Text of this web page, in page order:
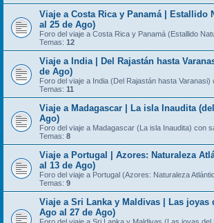
Viaje a Costa Rica y Panamá | Estallido
al 25 de Ago)
Foro del viaje a Costa Rica y Panamá (Estallido
Temas: 12
Viaje a India | Del Rajastán hasta
de Ago)
Foro del viaje a India (Del Rajastán hasta Varanasi)
Temas: 11
Viaje a Madagascar | La isla Inaudita
Ago)
Foro del viaje a Madagascar (La isla Inaudita) con
Temas: 8
Viaje a Portugal | Azores: Naturaleza
al 13 de Ago)
Foro del viaje a Portugal (Azores: Naturaleza
Temas: 9
Viaje a Sri Lanka y Maldivas | Las joyas
Ago al 27 de Ago)